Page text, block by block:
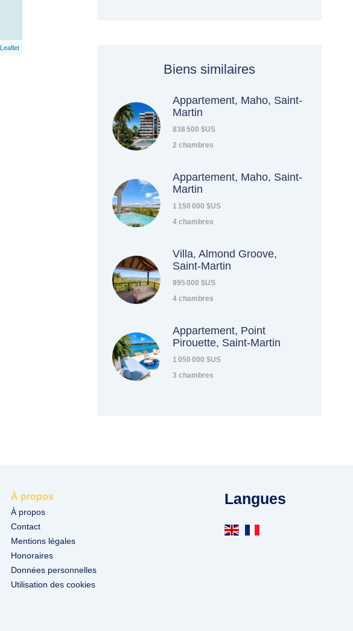
Leaflet
Biens similaires
Appartement, Maho, Saint-
Martin
838 500 $US
2 chambres
Appartement, Maho, Saint-
Martin
1 150 000 $US
4 chambres
Villa, Almond Groove,
Saint-Martin
995 000 $US
4 chambres
Appartement, Point
Pirouette, Saint-Martin
1 050 000 $US
3 chambres
À propos
À propos
Contact
Mentions légales
Honoraires
Données personnelles
Utilisation des cookies
Langues